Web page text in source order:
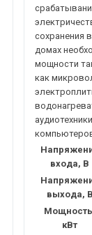
сохранения
домах
мощности
как
входа, В
выхода, В
кВт